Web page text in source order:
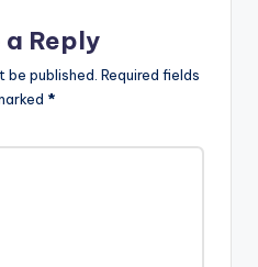
a Reply
be published. Required fields
*